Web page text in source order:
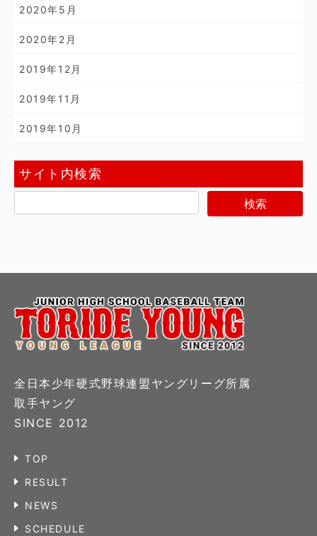
2020年5月
2020年2月
2019年12月
2019年11月
2019年10月
サイト内検索
全日本少年硬式野球連盟ヤングリーグ所属
取手ヤング
SINCE 2012
TOP
RESULT
NEWS
SCHEDULE